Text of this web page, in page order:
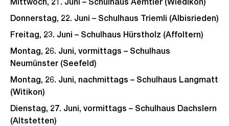
Donnerstag, 22. Juni – Schulhaus Triemli (Albisrieden)
Freitag, 23. Juni – Schulhaus Hürstholz (Affoltern)
Montag, 26. Juni, vormittags – Schulhaus
Neumünster (Seefeld)
Montag, 26. Juni, nachmittags – Schulhaus Langmatt
(Witikon)
Dienstag, 27. Juni, vormittags – Schulhaus Dachslern
(Altstetten)